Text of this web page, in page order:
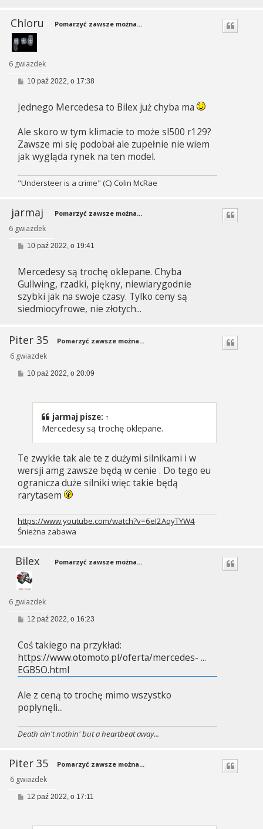
Chloru
6 gwiazdek
Pomarzyć zawsze można...
P
t
10 paź 2022, o 17:38
Jednego Mercedesa to Bilex już chyba ma
Ale skoro w tym klimacie to może sl500 r129?
Zawsze mi się podobał ale zupełnie nie wiem
jak wygląda rynek na ten model.
"Understeer is a crime" (C) Colin McRae
jarmaj
6 gwiazdek
Pomarzyć zawsze można...
P
t
10 paź 2022, o 19:41
Mercedesy są trochę oklepane. Chyba
Gullwing, rzadki, piękny, niewiarygodnie
szybki jak na swoje czasy. Tylko ceny są
siedmiocyfrowe, nie złotych...
Piter 35
6 gwiazdek
Pomarzyć zawsze można...
P10 paź 2022, o 20:09
jarmaj pisze: ↑
Mercedesy są trochę oklepane.
Te zwykłe tak ale te z dużymi silnikami i w
wersji amg zawsze będą w cenie . Do tego eu
ogranicza duże silniki więc takie będą
rarytasem
https://www.youtube.com/watch?v=6eI2AqyTYW4
Śnieżna zabawa
Bilex
6 gwiazdek
Pomarzyć zawsze można...
P
t
12 paź 2022, o 16:23
Coś takiego na przykład:
https://www.otomoto.pl/oferta/mercedes- ...
EGB5O.html
Ale z ceną to trochę mimo wszystko
popłynęli...
Death ain't nothin' but a heartbeat away...
Piter 35
6 gwiazdek
Pomarzyć zawsze można...
P12 paź 2022, o 17:11